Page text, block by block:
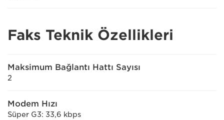
Faks Teknik Özellikleri
Maksimum Bağlantı Hattı Sayısı
2
Modem Hızı
Süper G3: 33,6 kbps